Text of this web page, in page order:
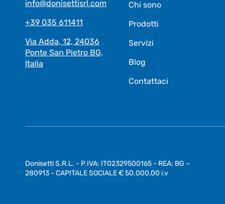
info@donisettisrl.com
+39 035 611411
Via Adda, 12, 24036
Ponte San Pietro BG,
Italia
Chi sono
Prodotti
Servizi
Blog
Contattaci
Donisetti S.R.L. - P.IVA: IT02329500165 - REA: BG –
280913 - CAPITALE SOCIALE € 50.000,00 i.v